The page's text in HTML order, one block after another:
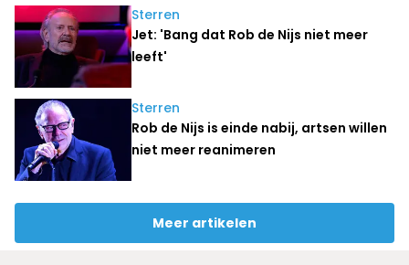
Sterren
Jet: 'Bang dat Rob de Nijs niet meer
leeft'
Sterren
Rob de Nijs is einde nabij, artsen willen
niet meer reanimeren
Meer artikelen